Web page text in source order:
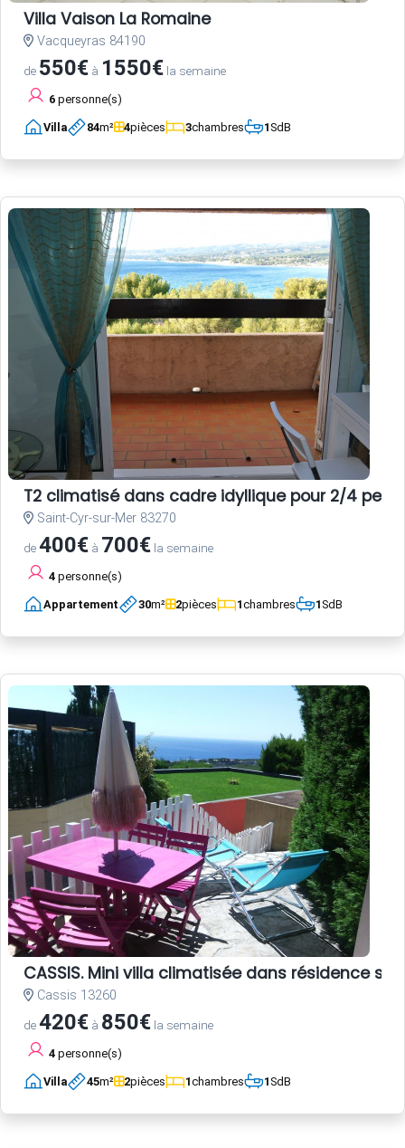
Villa Vaison La Romaine
Vacqueyras 84190
de 550€ à 1550€ la semaine
6 personne(s)
Villa 84m² 4pièces 3chambres 1SdB
T2 climatisé dans cadre idyllique pour 2/4
Saint-Cyr-sur-Mer 83270
de400€ à 700€ la semaine
4 personne(s)
Appartement 30m² 2pièces 1chambres 1SdB
CASSIS. Mini villa climatisée dans résidence
Cassis 13260
de420€ à 850€ la semaine
4 personne(s)
Villa 45m² 2pièces 1chambres 1SdB